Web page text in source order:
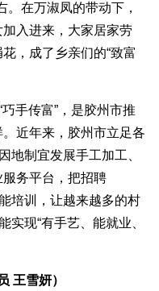
在万淑凤的带动下，
入进来，大家居家劳
，成了乡亲们的“致富
手传富”，是胶州市推
近年来，胶州市立足各
地制宜发展手工加工、
务平台，把招聘
培训，让越来越多的村
实现“有手艺、能就业、
王雪妍）